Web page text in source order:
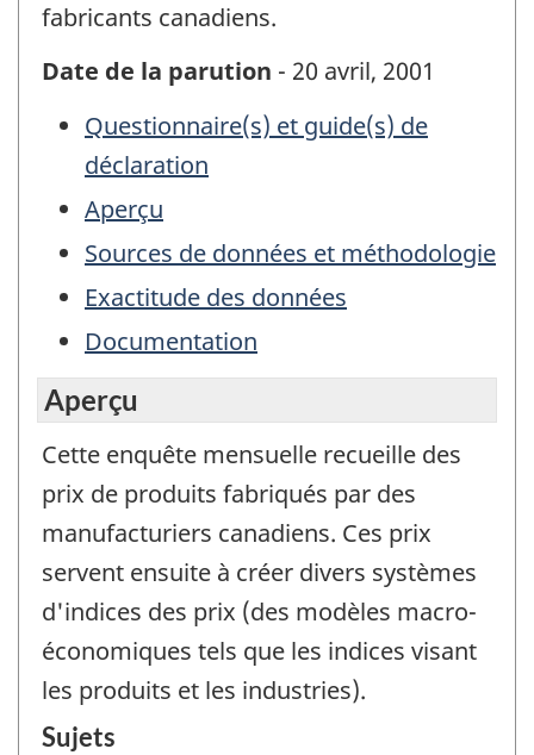
fabricants canadiens.
Date de la parution - 20 avril, 2001
Questionnaire(s) et guide(s) de
déclaration
Aperçu
Sources de données et méthodologie
Exactitude des données
Documentation
Aperçu
Cette enquête mensuelle recueille des
prix de produits fabriqués par des
manufacturiers canadiens. Ces prix
servent ensuite à créer divers systèmes
d'indices des prix (des modèles macro-
économiques tels que les indices visant
les produits et les industries).
Sujets